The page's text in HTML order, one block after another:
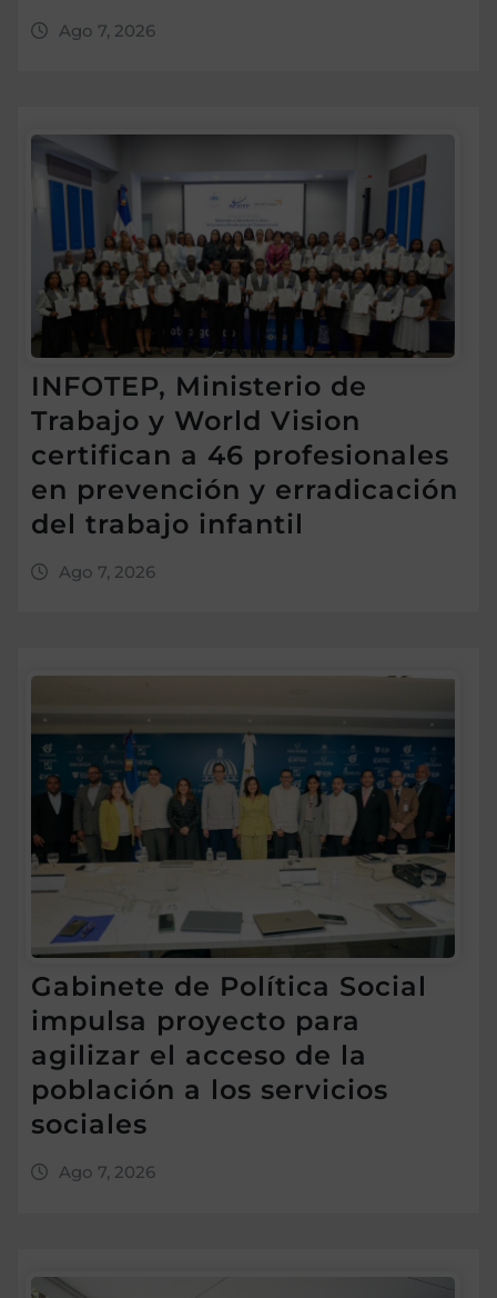
Ago 7, 2026
INFOTEP, Ministerio de
Trabajo y World Vision
certifican a 46 profesionales
en prevención y erradicación
del trabajo infantil
Ago 7, 2026
Gabinete de Política Social
impulsa proyecto para
agilizar el acceso de la
población a los servicios
sociales
Ago 7, 2026